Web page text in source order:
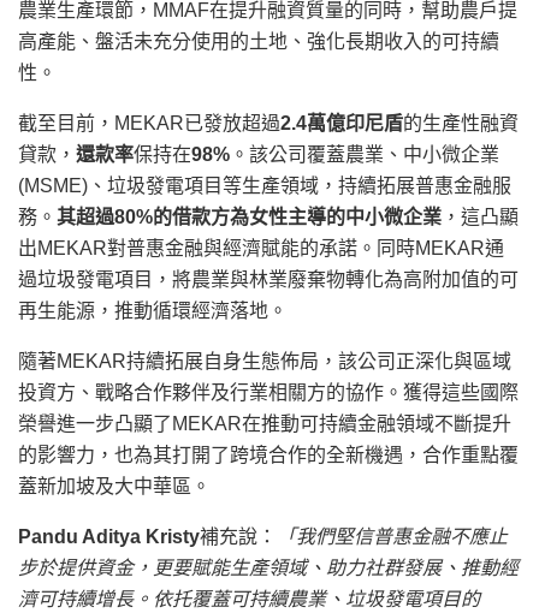
農業生產環節，MMAF在提升融資質量的同時，幫助農戶提
高產能、盤活未充分使用的土地、強化長期收入的可持續
性。
截至目前，MEKAR已發放超過2.4萬億印尼盾的生產性融資
貸款， 還款率保持在98% 。該公司覆蓋農業、中小微企業
(MSME)、垃圾發電項目等生產領域，持續拓展普惠金融服
務。 其超過80%的借款方為女性主導的中小微企業 ，這凸顯
出MEKAR對普惠金融與經濟賦能的承諾。同時MEKAR通
過垃圾發電項目，將農業與林業廢棄物轉化為高附加值的可
再生能源，推動循環經濟落地。
隨著MEKAR持續拓展自身生態佈局，該公司正深化與區域
投資方、戰略合作夥伴及行業相關方的協作。獲得這些國際
榮譽進一步凸顯了MEKAR在推動可持續金融領域不斷提升
的影響力，也為其打開了跨境合作的全新機遇，合作重點覆
蓋新加坡及大中華區。
Pandu Aditya Kristy補充說：
「我們堅信普惠金融不應止
步於提供資金，更要賦能生產領域、助力社群發展、推動經
濟可持續增長。依托覆蓋可持續農業、垃圾發電項目的